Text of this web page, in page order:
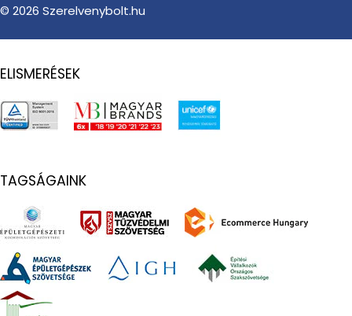
© 2026 Szerelvenybolt.hu
ELISMERÉSEK
TAGSÁGAINK